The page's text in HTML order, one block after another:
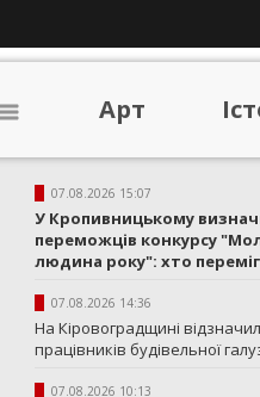
Арт
07.08.2026 15:07
У Кропивницькому
переможців конкурсу
людина року": хто
07.08.2026 14:36
На Кіровоградщині
працівників будівельної
07.08.2026 10:13